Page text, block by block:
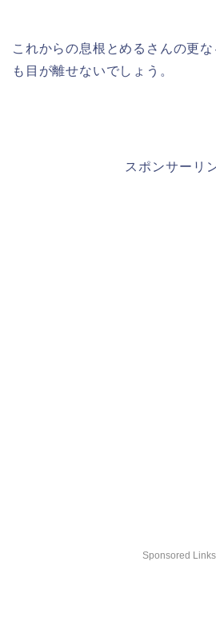
これからの息根とめるさんの更
も目が離せないでしょう。
スポンサーリ
Sponsored Links